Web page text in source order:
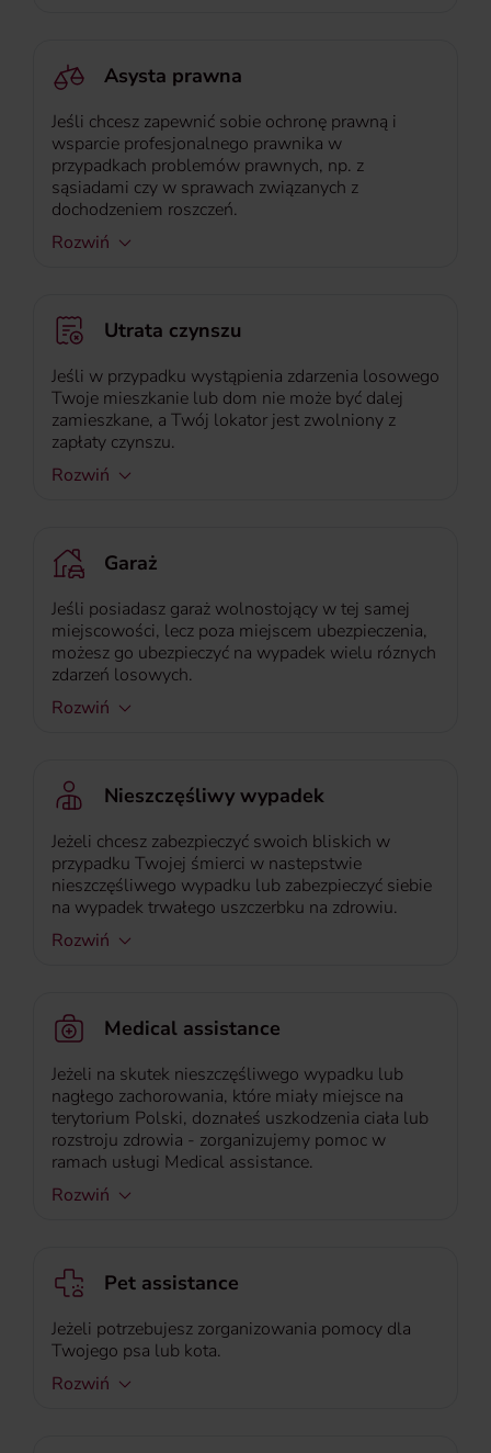
Asysta prawna
Jeśli chcesz zapewnić sobie ochronę prawną i
wsparcie profesjonalnego prawnika w
przypadkach problemów prawnych, np. z
sąsiadami czy w sprawach związanych z
dochodzeniem roszczeń.
Rozwiń
Utrata czynszu
Jeśli w przypadku wystąpienia zdarzenia losowego
Twoje mieszkanie lub dom nie może być dalej
zamieszkane, a Twój lokator jest zwolniony z
zapłaty czynszu.
Rozwiń
Garaż
Jeśli posiadasz garaż wolnostojący w tej samej
miejscowości, lecz poza miejscem ubezpieczenia,
możesz go ubezpieczyć na wypadek wielu róznych
zdarzeń losowych.
Rozwiń
Nieszczęśliwy wypadek
Jeżeli chcesz zabezpieczyć swoich bliskich w
przypadku Twojej śmierci w nastepstwie
nieszczęśliwego wypadku lub zabezpieczyć siebie
na wypadek trwałego uszczerbku na zdrowiu.
Rozwiń
Medical assistance
Jeżeli na skutek nieszczęśliwego wypadku lub
nagłego zachorowania, które miały miejsce na
terytorium Polski, doznałeś uszkodzenia ciała lub
rozstroju zdrowia - zorganizujemy pomoc w
ramach usługi Medical assistance.
Rozwiń
Pet assistance
Jeżeli potrzebujesz zorganizowania pomocy dla
Twojego psa lub kota.
Rozwiń